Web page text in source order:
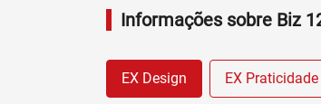
Informações sobre Biz
EX Design EX Praticidade